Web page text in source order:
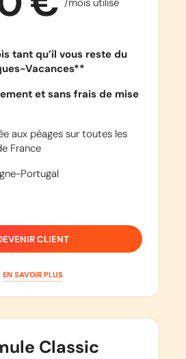
/mois utilisé
tant qu’il vous reste du
Vacances**
et sans frais de mise
aux péages sur toutes les
France
Portugal
CLIENT
EN SAVOIR PLUS
Classic